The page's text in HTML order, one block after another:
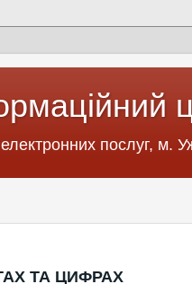
послуг, м.
ТА ЦИФРАХ